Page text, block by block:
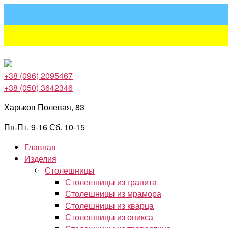
+38 (096) 2095467
+38 (050) 3642346
Харьков Полевая, 83
Пн-Пт. 9-16 Сб. 10-15
Главная
Изделия
Столешницы
Столешницы из гранита
Столешницы из мрамора
Столешницы из кварца
Столешницы из оникса